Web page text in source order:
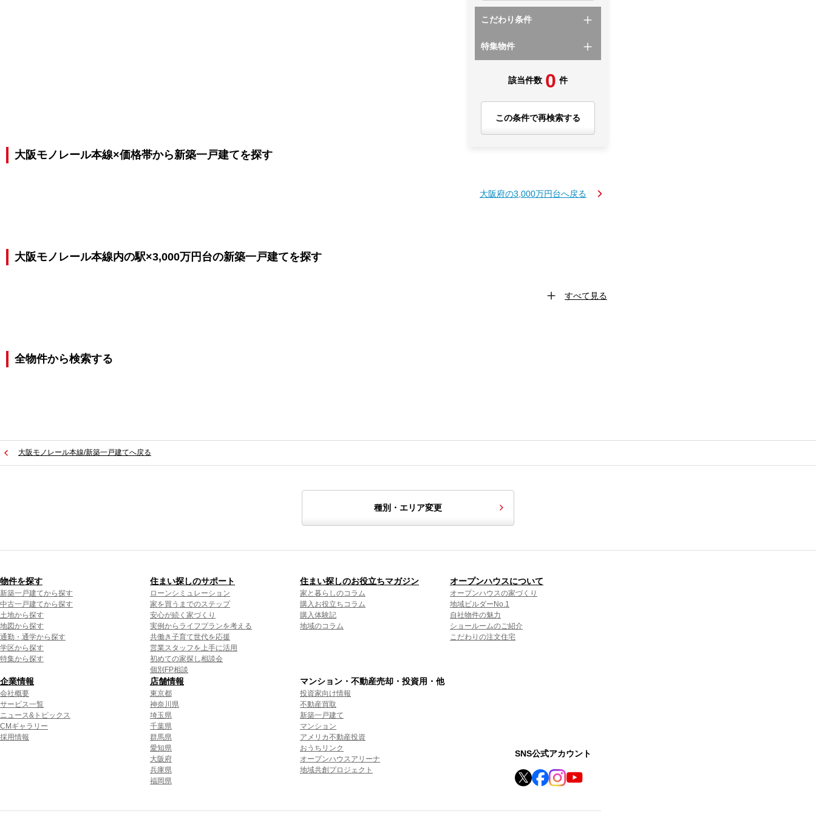
こだわり条件
特集物件
該当件数 0 件
この条件で再検索する
大阪モノレール本線×価格帯から新築一戸建てを探す
大阪府の3,000万円台へ戻る
大阪モノレール本線内の駅×3,000万円台の新築一戸建てを探す
すべて見る
全物件から検索する
大阪モノレール本線/新築一戸建てへ戻る
種別・エリア変更
物件を探す
新築一戸建てから探す
中古一戸建てから探す
土地から探す
地図から探す
通勤・通学から探す
学区から探す
特集から探す
住まい探しのサポート
ローンシミュレーション
家を買うまでのステップ
安心が続く家づくり
実例からライフプランを考える
共働き子育て世代を応援
営業スタッフを上手に活用
初めての家探し相談会
個別FP相談
住まい探しのお役立ちマガジン
家と暮らしのコラム
購入お役立ちコラム
購入体験記
地域のコラム
オープンハウスについて
オープンハウスの家づくり
地域ビルダーNo.1
自社物件の魅力
ショールームのご紹介
こだわりの注文住宅
企業情報
会社概要
サービス一覧
ニュース&トピックス
CMギャラリー
採用情報
店舗情報
東京都
神奈川県
埼玉県
千葉県
群馬県
愛知県
大阪府
兵庫県
福岡県
マンション・不動産売却・投資用・他
投資家向け情報
不動産買取
新築一戸建て
マンション
アメリカ不動産投資
おうちリンク
オープンハウスアリーナ
地域共創プロジェクト
SNS公式アカウント